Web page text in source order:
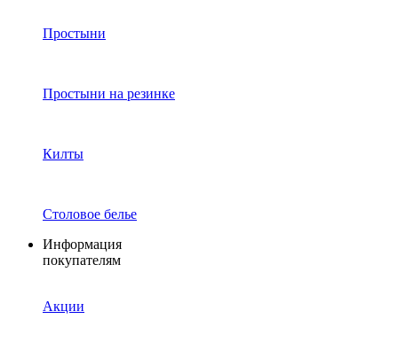
Простыни
Простыни на резинке
Килты
Столовое белье
Информация
покупателям
Акции